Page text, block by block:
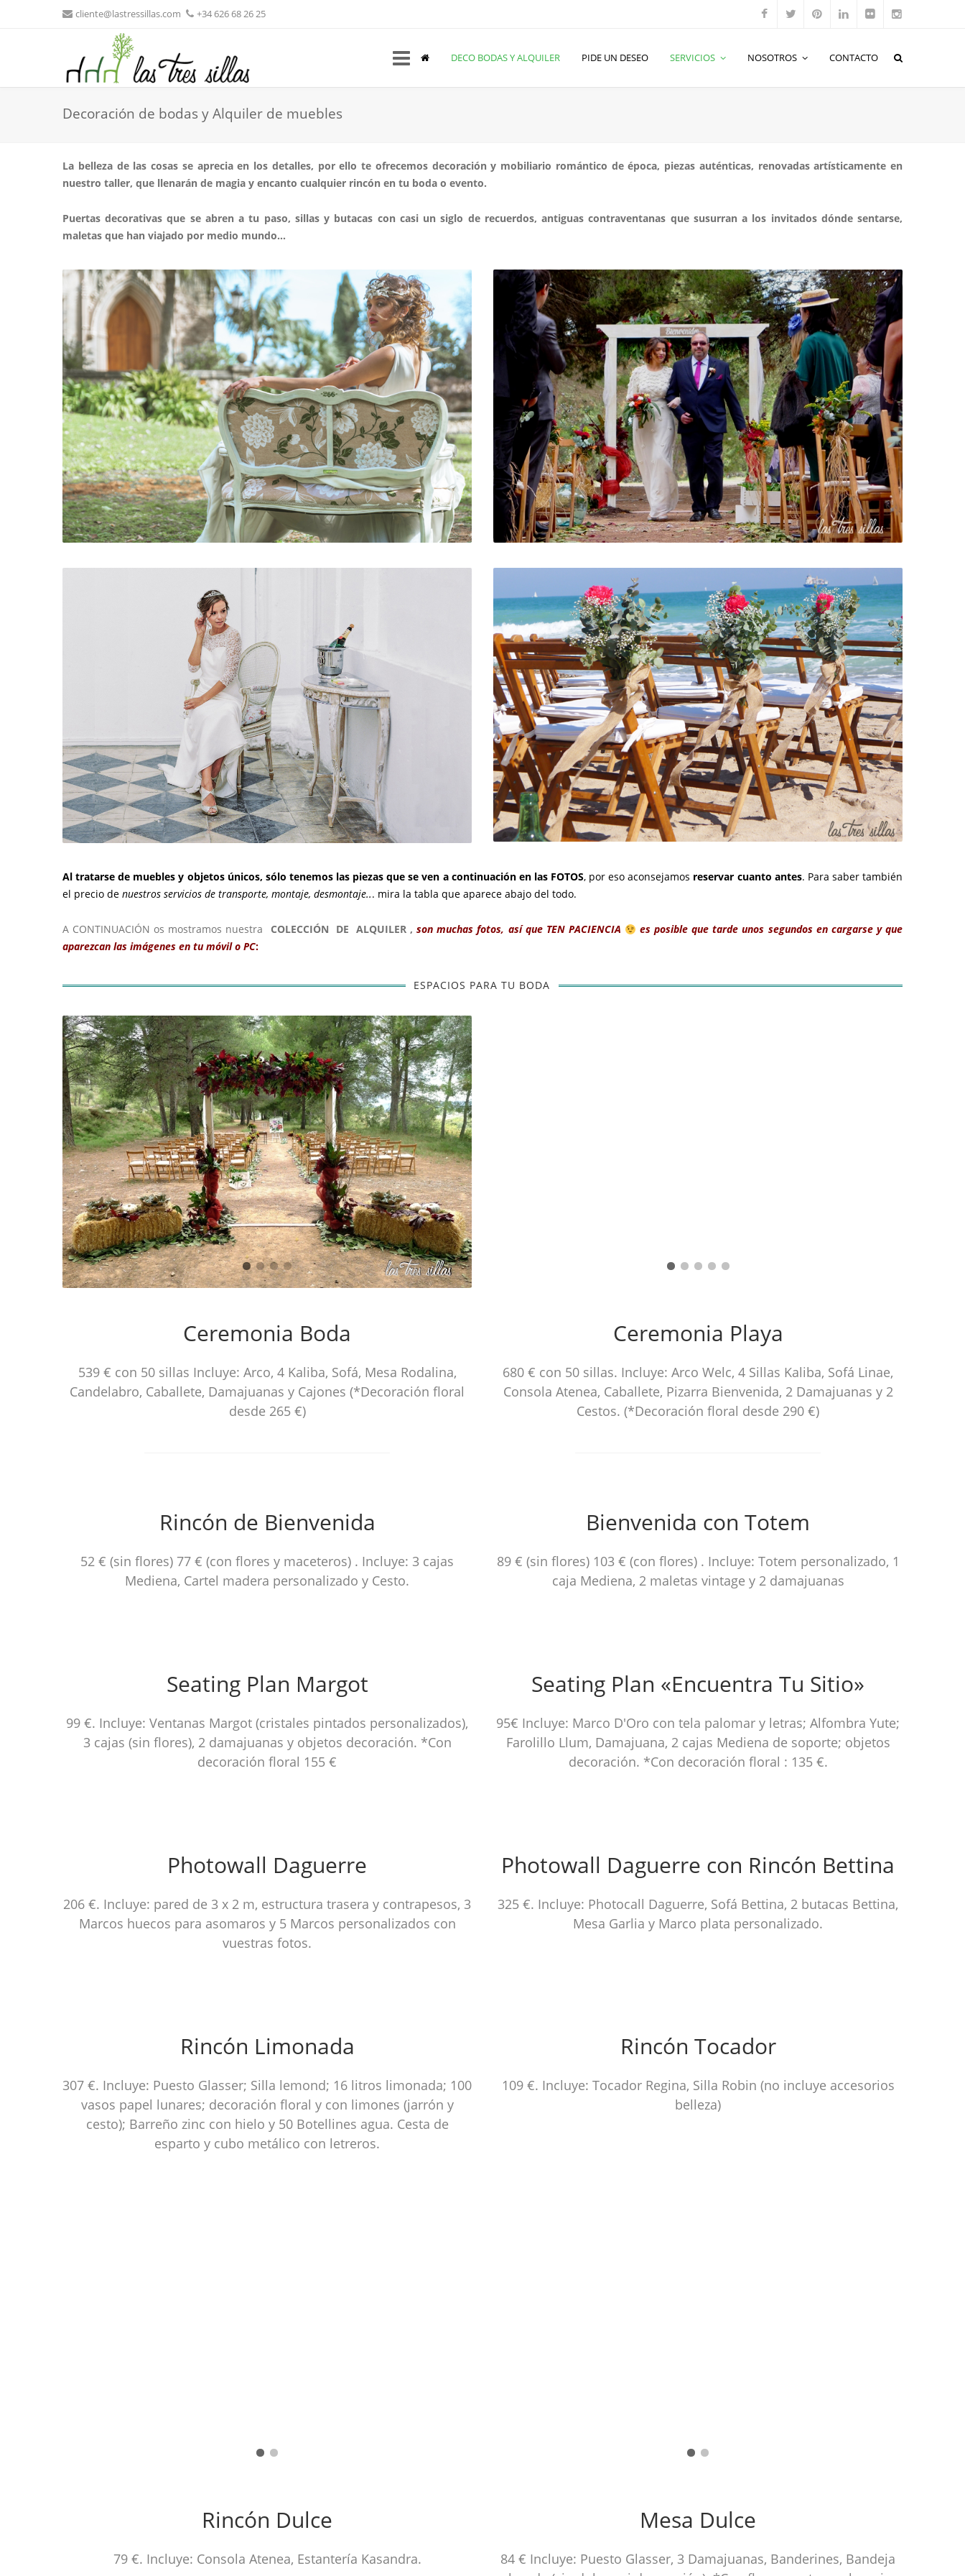
cliente@lastressillas.com +34 626 68 26 25
DECO BODAS Y ALQUILER PIDE UN DESEO SERVICIOS NOSOTROS CONTACTO
Decoración de bodas y Alquiler de muebles
La belleza de las cosas se aprecia en los detalles, por ello te ofrecemos decoración y mobiliario romántico de época, piezas auténticas, renovadas artísticamente en
nuestro taller, que llenarán de magia y encanto cualquier rincón en tu boda o evento.
Puertas decorativas que se abren a tu paso, sillas y butacas con casi un siglo de recuerdos, antiguas contraventanas que susurran a los invitados dónde sentarse,
maletas que han viajado por medio mundo…
Al tratarse de muebles y objetos únicos, sólo tenemos las piezas que se ven a continuación en las FOTOS, por eso aconsejamos reservar cuanto antes. Para saber también
el precio de nuestros servicios de transporte, montaje, desmontaje... mira la tabla que aparece abajo del todo.
A CONTINUACIÓN os mostramos nuestra COLECCIÓN DE ALQUILER ,son muchas fotos, así que TEN PACIENCIA
es posible que tarde unos segundos en cargarse y que
aparezcan las imágenes en tu móvil o PC:
ESPACIOS PARA TU BODA
Ceremonia Boda
539 € con 50 sillas Incluye: Arco, 4 Kaliba, Sofá, Mesa Rodalina,
Candelabro, Caballete, Damajuanas y Cajones (*Decoración floral
desde 265 €)
Ceremonia Playa
680 € con 50 sillas. Incluye: Arco Welc, 4 Sillas Kaliba, Sofá Linae,
Consola Atenea, Caballete, Pizarra Bienvenida, 2 Damajuanas y 2
Cestos. (*Decoración floral desde 290 €)
Rincón de Bienvenida
52 € (sin flores) 77 € (con flores y maceteros) . Incluye: 3 cajas
Mediena, Cartel madera personalizado y Cesto.
Bienvenida con Totem
89 € (sin flores) 103 € (con flores) . Incluye: Totem personalizado, 1
caja Mediena, 2 maletas vintage y 2 damajuanas
Seating Plan Margot
99 €. Incluye: Ventanas Margot (cristales pintados personalizados),
3 cajas (sin flores), 2 damajuanas y objetos decoración. *Con
decoración floral 155 €
Seating Plan «Encuentra Tu Sitio»
95€ Incluye: Marco D'Oro con tela palomar y letras; Alfombra Yute;
Farolillo Llum, Damajuana, 2 cajas Mediena de soporte; objetos
decoración. *Con decoración floral : 135 €.
Photowall Daguerre
206 €. Incluye: pared de 3 x 2 m, estructura trasera y contrapesos, 3
Marcos huecos para asomaros y 5 Marcos personalizados con
vuestras fotos.
Photowall Daguerre con Rincón Bettina
325 €. Incluye: Photocall Daguerre, Sofá Bettina, 2 butacas Bettina,
Mesa Garlia y Marco plata personalizado.
Rincón Limonada
307 €. Incluye: Puesto Glasser; Silla lemond; 16 litros limonada; 100
vasos papel lunares; decoración floral y con limones (jarrón y
cesto); Barreño zinc con hielo y 50 Botellines agua. Cesta de
esparto y cubo metálico con letreros.
Rincón Tocador
109 €. Incluye: Tocador Regina, Silla Robin (no incluye accesorios
belleza)
Rincón Dulce
79 €. Incluye: Consola Atenea, Estantería Kasandra.
Mesa Dulce
84 € Incluye: Puesto Glasser, 3 Damajuanas, Banderines, Bandeja